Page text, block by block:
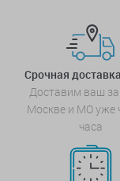
Срочная
Доставим ваш
Москве и МО уже
часа